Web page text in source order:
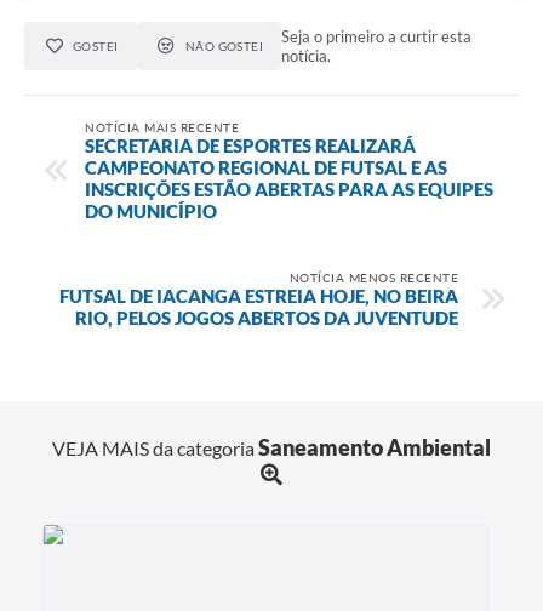
GOSTEI NÃO GOSTEI
Seja o primeiro a curtir esta
notícia.
NOTÍCIA MAIS RECENTE
SECRETARIA DE ESPORTES REALIZARÁ
CAMPEONATO REGIONAL DE FUTSAL E AS
INSCRIÇÕES ESTÃO ABERTAS PARA AS EQUIPES
DO MUNICÍPIO
NOTÍCIA MENOS RECENTE
FUTSAL DE IACANGA ESTREIA HOJE, NO BEIRA
RIO, PELOS JOGOS ABERTOS DA JUVENTUDE
VEJA MAIS da categoriaSaneamento Ambiental